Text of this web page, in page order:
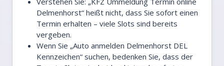
Delmenhorst“ heißt nicht, dass Sie sofort einen
Termin erhalten – viele Slots sind bereits
vergeben.
Wenn Sie „Auto anmelden Delmenhorst DEL
Kennzeichen“ suchen, bedenken Sie, dass der